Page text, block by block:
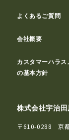
よくあるご質問
会社概要
カスタマーハラス
の基本方針
株式会社宇治
〒610-0288 京都